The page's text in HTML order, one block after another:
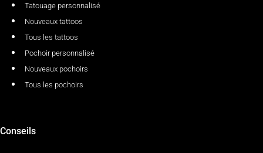
Tatouage personnalisé
Nouveaux tattoos
Tous les tattoos
Pochoir personnalisé
Nouveaux pochoirs
Tous les pochoirs
Conseils